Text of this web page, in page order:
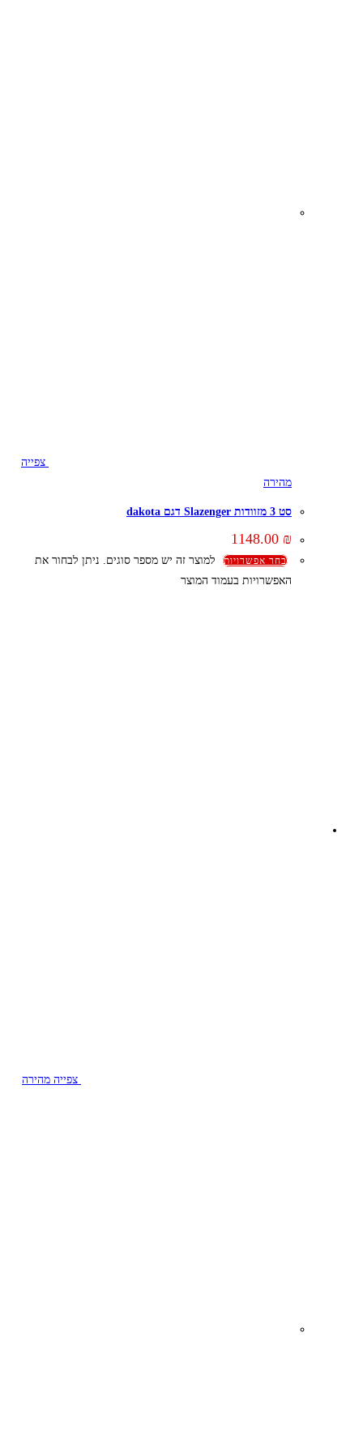
צפייה
מהירה
סט 3 מזוודות Slazenger דגם dakota
1148.00 ₪
בחר אפשרויות
למוצר זה יש מספר סוגים. ניתן לבחור את
האפשרויות בעמוד המוצר
צפייה מהירה